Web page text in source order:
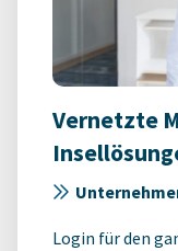
Vernetzte
Login für den